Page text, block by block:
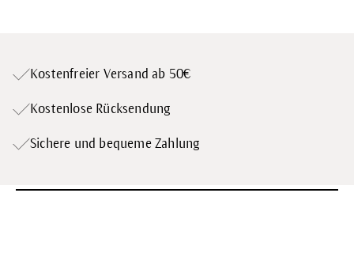
Kostenfreier Versand ab 50€
Kostenlose Rücksendung
Sichere und bequeme Zahlung